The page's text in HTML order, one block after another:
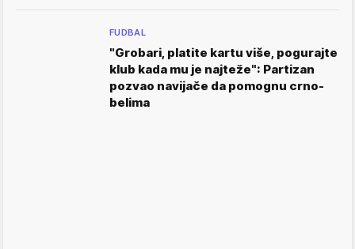
FUDBAL
"Grobari, platite kartu više, pogurajte
klub kada mu je najteže": Partizan
pozvao navijače da pomognu crno-
belima